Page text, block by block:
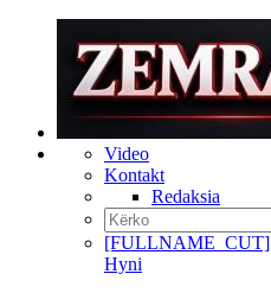
Video
Kontakt
Redaksia
[FULLNAME_CUT]
Hyni